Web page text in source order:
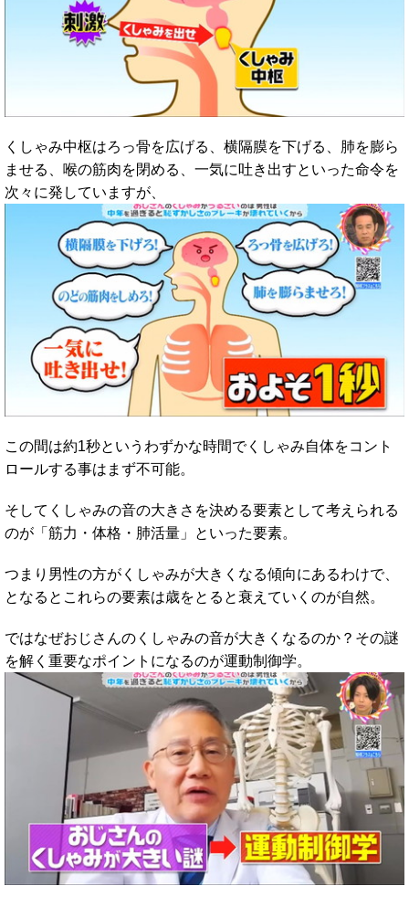
くしゃみ中枢はろっ骨を広げる、横隔膜を下げる、肺を膨ら
ませる、喉の筋肉を閉める、一気に吐き出すといった命令を
次々に発していますが、
この間は約1秒というわずかな時間でくしゃみ自体をコント
ロールする事はまず不可能。
そしてくしゃみの音の大きさを決める要素として考えられる
のが「筋力・体格・肺活量」といった要素。
つまり男性の方がくしゃみが大きくなる傾向にあるわけで、
となるとこれらの要素は歳をとると衰えていくのが自然。
ではなぜおじさんのくしゃみの音が大きくなるのか？その謎
を解く重要なポイントになるのが運動制御学。